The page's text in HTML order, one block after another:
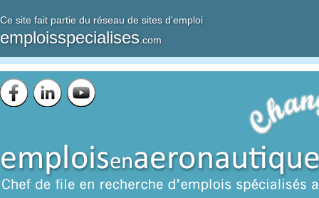
Ce site fait partie du réseau de sites d'emploi
emploisspecialises .com